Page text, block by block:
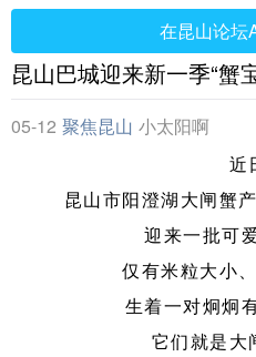
在昆山论坛
昆山巴城迎来新一季“蟹
05-12 聚焦昆山 小太阳啊
近
昆山市阳澄湖大闸蟹
迎来一批可
仅有米粒大小
生着一对炯炯
它们就是大